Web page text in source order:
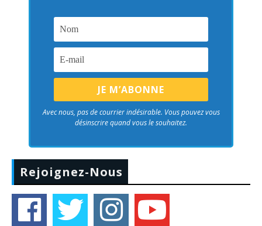
Avec nous, pas de courrier indésirable. Vous pouvez vous
désinscrire quand vous le souhaitez.
Rejoignez-Nous